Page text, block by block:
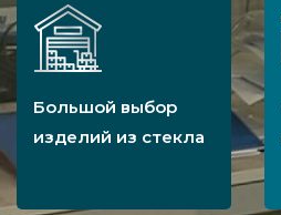
Большой выбор
изделий из стекла